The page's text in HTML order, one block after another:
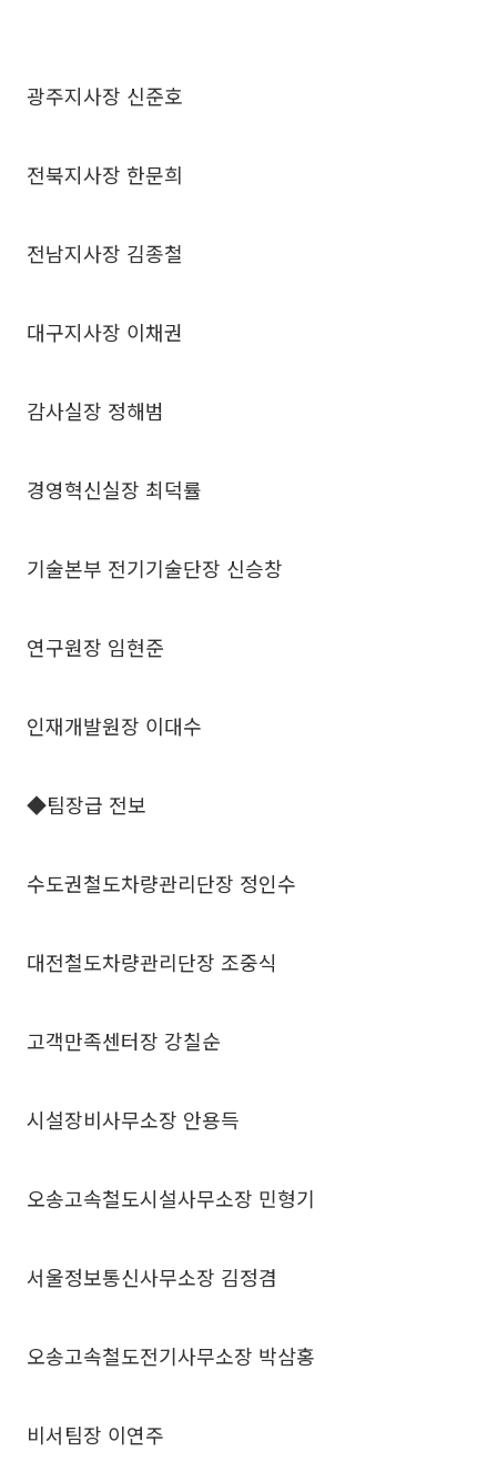
광주지사장 신준호
전북지사장 한문희
전남지사장 김종철
대구지사장 이채권
감사실장 정해범
경영혁신실장 최덕률
기술본부 전기기술단장 신승창
연구원장 임현준
인재개발원장 이대수
◆팀장급 전보
수도권철도차량관리단장 정인수
대전철도차량관리단장 조중식
고객만족센터장 강칠순
시설장비사무소장 안용득
오송고속철도시설사무소장 민형기
서울정보통신사무소장 김정겸
오송고속철도전기사무소장 박삼홍
비서팀장 이연주